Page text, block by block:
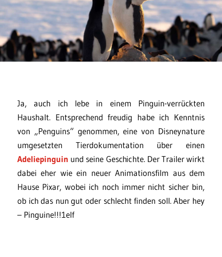
Ja, auch ich lebe in einem Pinguin-verrückten
Haushalt. Entsprechend freudig habe ich Kenntnis
von „Penguins“ genommen, eine von Disneynature
umgesetzten Tierdokumentation über einen
Adeliepinguin und seine Geschichte. Der Trailer wirkt
dabei eher wie ein neuer Animationsfilm aus dem
Hause Pixar, wobei ich noch immer nicht sicher bin,
ob ich das nun gut oder schlecht finden soll. Aber hey
– Pinguine!!!1elf